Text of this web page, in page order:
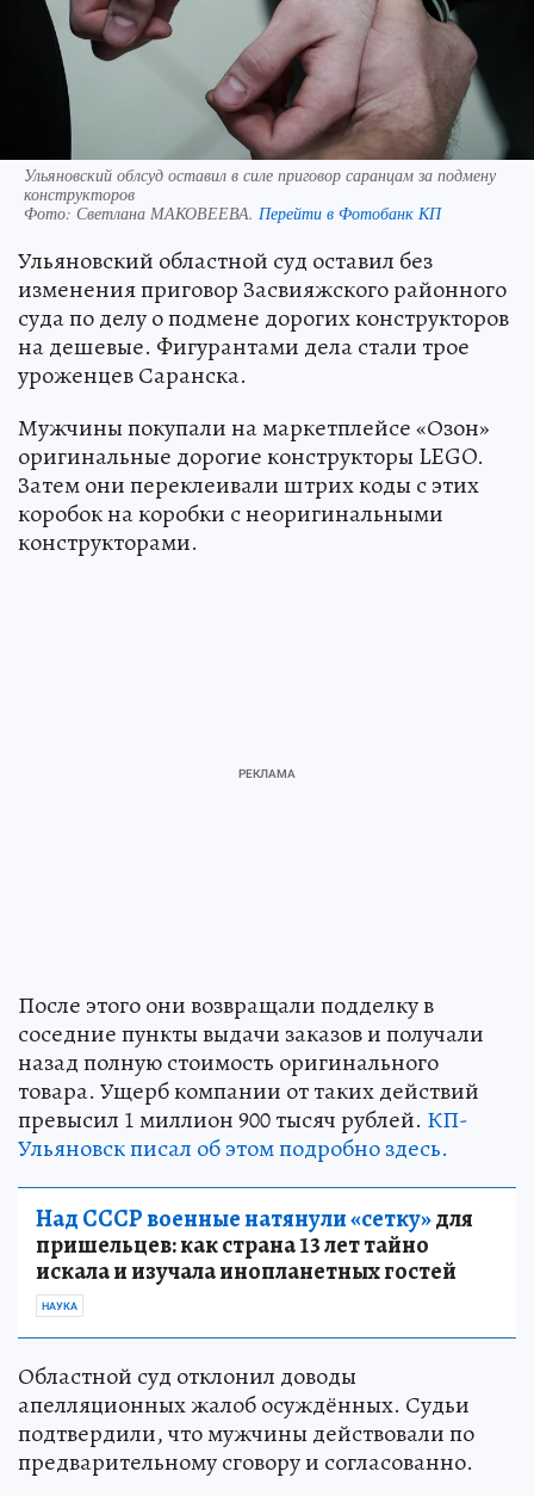
Ульяновский облсуд оставил в силе приговор саранцам за подмену
конструкторов
Фото: Светлана МАКОВЕЕВА. Перейти в Фотобанк КП
Ульяновский областной суд оставил без
изменения приговор Засвияжского районного
суда по делу о подмене дорогих конструкторов
на дешевые. Фигурантами дела стали трое
уроженцев Саранска.
Мужчины покупали на маркетплейсе «Озон»
оригинальные дорогие конструкторы LEGO.
Затем они переклеивали штрих коды с этих
коробок на коробки с неоригинальными
конструкторами.
После этого они возвращали подделку в
соседние пункты выдачи заказов и получали
назад полную стоимость оригинального
товара. Ущерб компании от таких действий
превысил 1 миллион 900 тысяч рублей. КП-
Ульяновск писал об этом подробно здесь.
Над СССР военные натянули «сетку»для
пришельцев: как страна 13 лет тайно
искала и изучала инопланетных гостей
НАУКА
Областной суд отклонил доводы
апелляционных жалоб осуждённых. Судьи
подтвердили, что мужчины действовали по
предварительному сговору и согласованно.